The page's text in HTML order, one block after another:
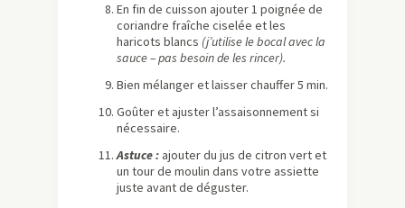
En fin de cuisson ajouter 1 poignée de
coriandre fraîche ciselée et les
haricots blancs (j’utilise le bocal avec la
sauce – pas besoin de les rincer).
Bien mélanger et laisser chauffer 5 min.
Goûter et ajuster l’assaisonnement si
nécessaire.
Astuce : ajouter du jus de citron vert et
un tour de moulin dans votre assiette
juste avant de déguster.